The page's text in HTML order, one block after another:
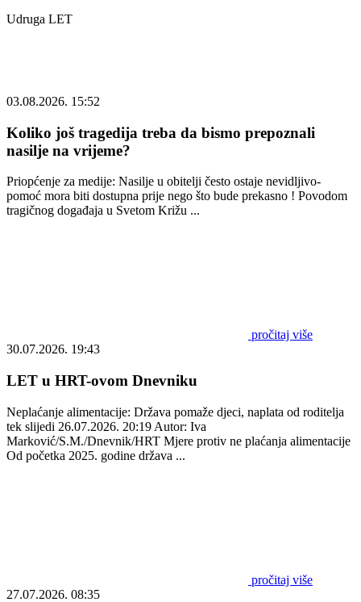
Udruga LET
03.08.2026. 15:52
Koliko još tragedija treba da bismo prepoznali
nasilje na vrijeme?
Priopćenje za medije: Nasilje u obitelji često ostaje nevidljivo-
pomoć mora biti dostupna prije nego što bude prekasno ! Povodom
tragičnog događaja u Svetom Križu ...
pročitaj više
30.07.2026. 19:43
LET u HRT-ovom Dnevniku
Neplaćanje alimentacije: Država pomaže djeci, naplata od roditelja
tek slijedi 26.07.2026. 20:19 Autor: Iva
Marković/S.M./Dnevnik/HRT Mjere protiv ne plaćanja alimentacije
Od početka 2025. godine država ...
pročitaj više
27.07.2026. 08:35